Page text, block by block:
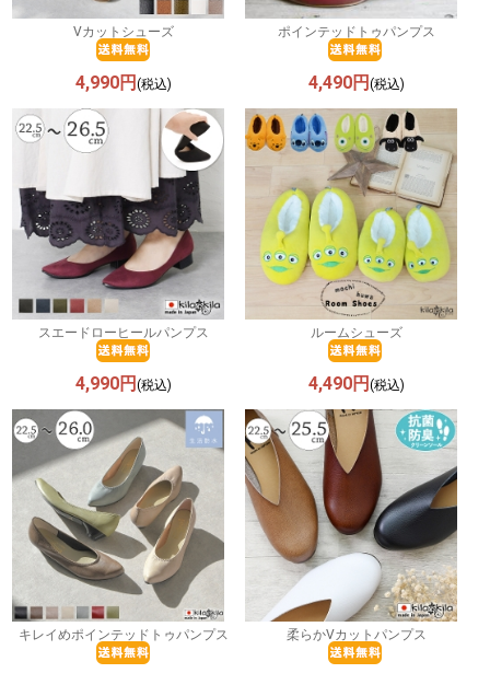
Vカットシューズ
4,990円(税込)
ポインテッドトゥパンプス
4,490円 (税込)
スエードローヒールパンプス
4,990円(税込)
ルームシューズ
4,490円 (税込)
キレイめポインテッドトゥパンプス 柔らかVカットパンプス